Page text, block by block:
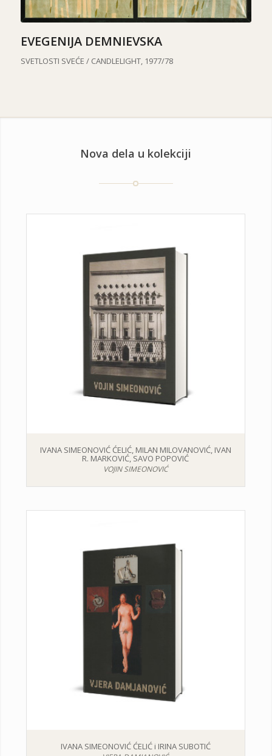
EVEGENIJA DEMNIEVSKA
SVETLOSTI SVEĆE / CANDLELIGHT, 1977/78
Nova dela u kolekciji
IVANA SIMEONOVIĆ ĆELIĆ, MILAN MILOVANOVIĆ, IVAN
R. MARKOVIĆ, SAVO POPOVIĆ
VOJIN SIMEONOVIĆ
IVANA SIMEONOVIĆ ĆELIĆ i IRINA SUBOTIĆ